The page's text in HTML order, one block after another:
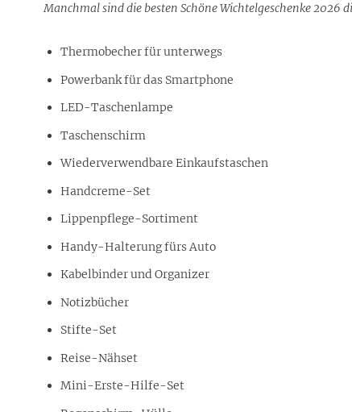
Manchmal sind die besten Schöne Wichtelgeschenke
Thermobecher für unterwegs
Powerbank für das Smartphone
LED-Taschenlampe
Taschenschirm
Wiederverwendbare Einkaufstaschen
Handcreme-Set
Lippenpflege-Sortiment
Handy-Halterung fürs Auto
Kabelbinder und Organizer
Notizbücher
Stifte-Set
Reise-Nähset
Mini-Erste-Hilfe-Set